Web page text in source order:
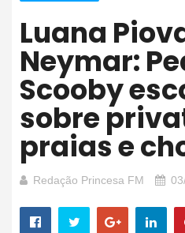
Luana Piovani x
Neymar:
Scooby
sobre
praias e
Redação Princesa FM